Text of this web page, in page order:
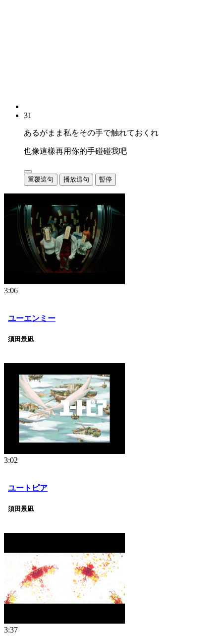
31
あるがまま私をその手で触れておくれ
也像這樣再用你的手碰碰我吧
重覆這句 播放這句 暫停
3:06
ユーエンミー
須田景凪
3:02
ユートピア
須田景凪
3:37